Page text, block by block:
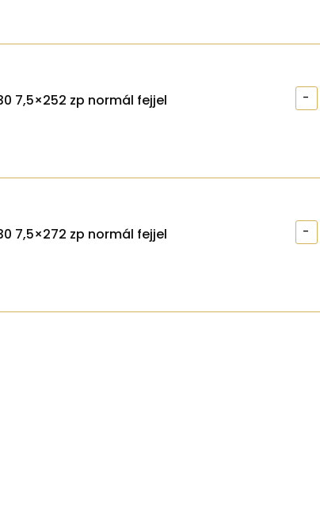
7,5×252 zp normál fejjel -
7,5×272 zp normál fejjel -